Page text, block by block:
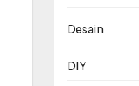
Desain
DIY